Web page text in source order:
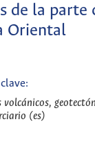
de la parte
Oriental
(es)